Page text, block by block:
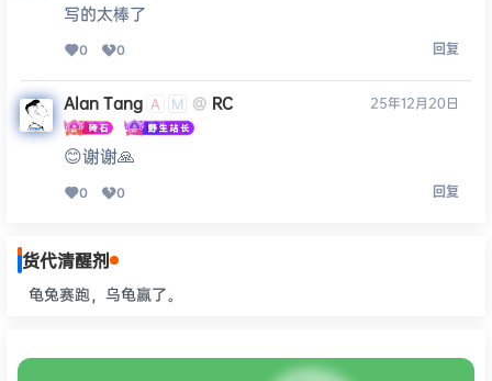
写的太棒了
0 0 回复
Alan Tang A M @ RC 25年12月20日
😊谢谢🙏
0 0 回复
货代清醒剂
龟兔赛跑，乌龟赢了。